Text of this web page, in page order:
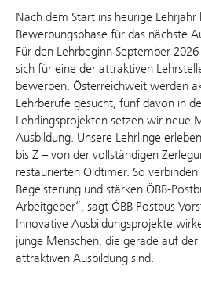
Nach dem Start ins heurige Lehrjahr
Bewerbungsphase für das nächste
Für den Lehrbeginn September
sich für eine der attraktiven
bewerben. Österreichweit werden
Lehrberufe gesucht, fünf davon in
Lehrlingsprojekten setzen wir neue
Ausbildung. Unsere Lehrlinge
bis Z – von der vollständigen
restaurierten Oldtimer. So
Begeisterung und stärken ÖBB-
Arbeitgeber“, sagt ÖBB Postbus
Innovative Ausbildungsprojekte
junge Menschen, die gerade auf der
attraktiven Ausbildung sind.